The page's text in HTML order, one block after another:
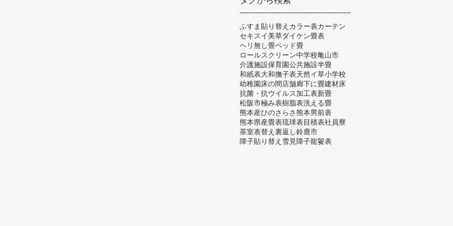
ふすま貼り替え カラー表カーテン
セキスイ美草ダイケン畳表
ヘリ無し畳ベッド畳
ロールスクリーン中学校亀山市
介護施設保育園公共施設半畳
和紙表大和撫子表天然イ草小学校
幼稚園床の間店舗廊下に畳建材床
抗菌・抗ウイルス加工表新畳
松阪市極み表樹脂表洗える畳
熊本産ひのさらさ熊本男前表
熊本県産畳表琉球表目積表社員寮
茶室表替え 裏返し鈴鹿市
障子貼り替え 雪見障子龍鬢表